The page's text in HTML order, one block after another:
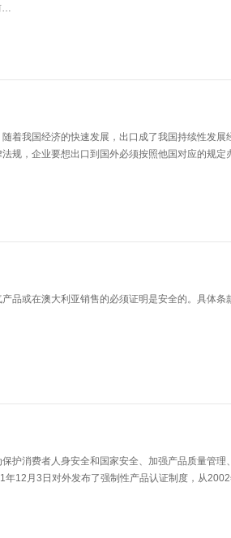
…
着我国经济的快速发展，出口成了我国持续性发展
规，企业要想出口到国外必须按照他国对应的规定
品或在澳大利亚销售的必须证明是安全的。具体条
护消费者人身安全和国家安全、加强产品质量管理
12月3日对外发布了强制性产品认证制度，从